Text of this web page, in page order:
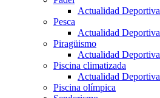
Actualidad Deportiva
Pesca
Actualidad Deportiva
Piragüismo
Actualidad Deportiva
Piscina climatizada
Actualidad Deportiva
Piscina olímpica